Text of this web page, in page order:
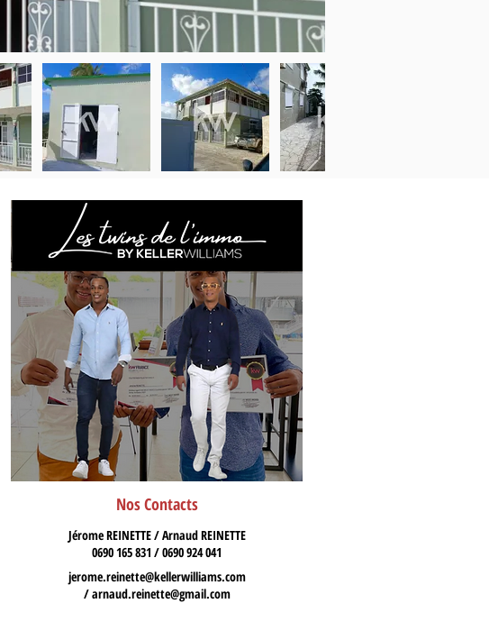
Nos Contacts
Jérome REINETTE / Arnaud REINETTE
0690 165 831 / 0690 924 041
jerome.reinette@kellerwilliams.com
/arnaud.reinette@gmail.com